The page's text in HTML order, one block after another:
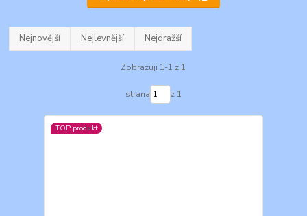
Nejnovější Nejlevnější Nejdražší
Zobrazuji 1-1 z 1
strana z 1
TOP produkt